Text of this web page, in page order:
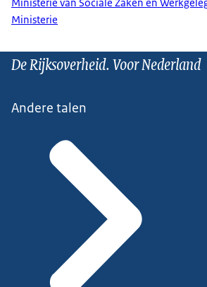
Ministerie
De Rijksoverheid. Voor Nederland
Andere talen